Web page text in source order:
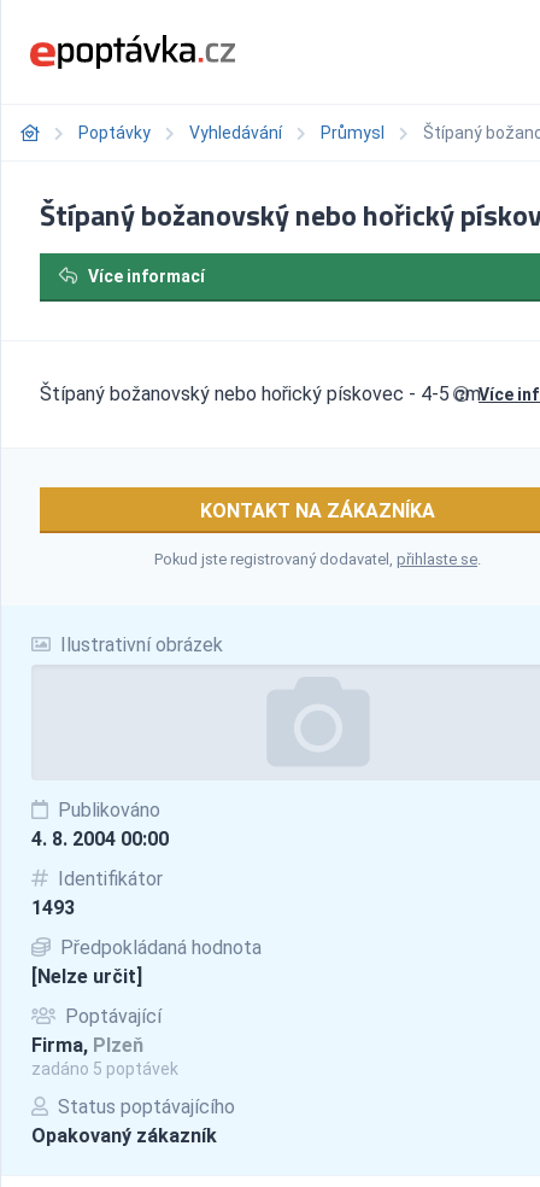
Poptávky Vyhledávání Průmysl Štípaný
Ilustrativní obrázek
Publikováno
4. 8. 2004 00:00
Identifikátor
1493
Předpokládaná hodnota
[Nelze určit]
Poptávající
Firma, Plzeň
zadáno 5 poptávek
Status poptávajícího
Opakovaný zákazník
Štípaný božanovský nebo hořický
Více informací
Štípaný božanovský nebo hořický pískovec - 4-5 cm.Více
KONTAKT NA ZÁKAZNÍKA
Pokud jste registrovaný dodavatel, přihlaste se.